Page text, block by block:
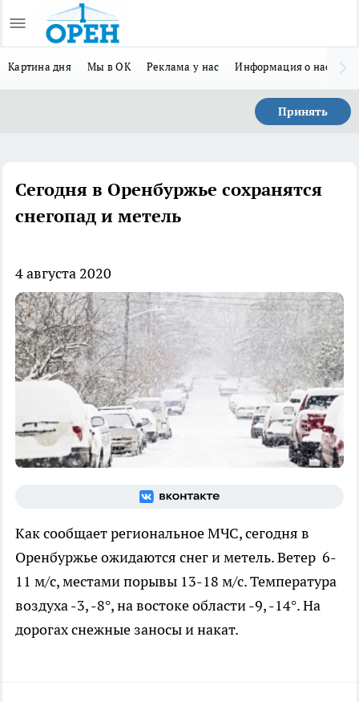
Картина дня Мы в ОК Реклама у нас Информация о нас
Принять
Сегодня в Оренбуржье сохранятся
снегопад и метель
4 августа 2020
Как сообщает региональное МЧС, сегодня в
Оренбуржье ожидаются снег и метель. Ветер 6-
11 м/с, местами порывы 13-18 м/с. Температура
воздуха -3, -8°, на востоке области -9, -14°. На
дорогах снежные заносы и накат.